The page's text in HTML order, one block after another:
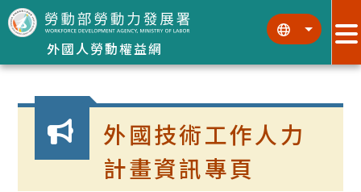
跳到主要內容區塊
外國人勞動權益網
::: :::
:::
外國技術工作人力
計畫資訊專頁